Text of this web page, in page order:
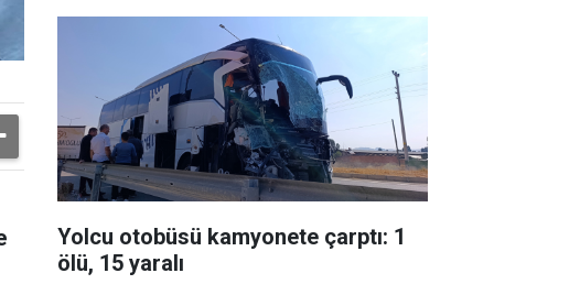
Yolcu otobüsü kamyonete çarptı: 1
ölü, 15 yaralı